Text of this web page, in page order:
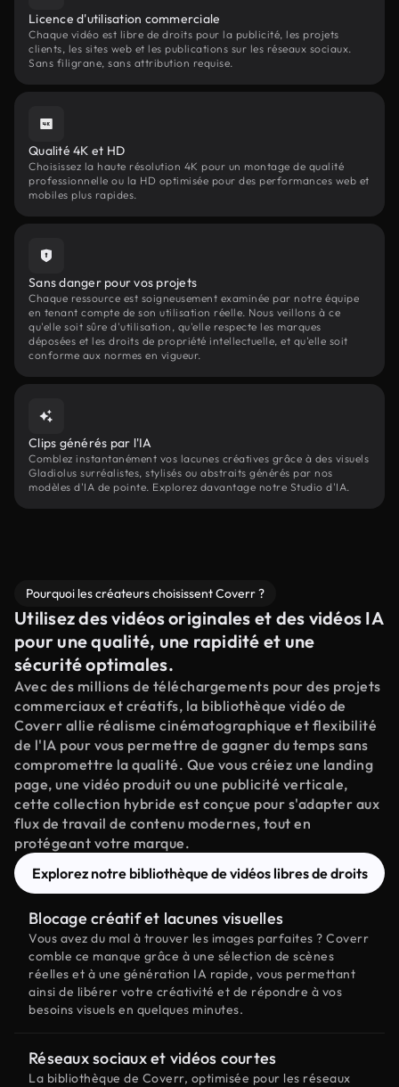
Licence d'utilisation commerciale
Chaque vidéo est libre de droits pour la publicité, les projets
clients, les sites web et les publications sur les réseaux sociaux.
Sans filigrane, sans attribution requise.
Qualité 4K et HD
Choisissez la haute résolution 4K pour un montage de qualité
professionnelle ou la HD optimisée pour des performances web et
mobiles plus rapides.
Sans danger pour vos projets
Chaque ressource est soigneusement examinée par notre équipe
en tenant compte de son utilisation réelle. Nous veillons à ce
qu'elle soit sûre d'utilisation, qu'elle respecte les marques
déposées et les droits de propriété intellectuelle, et qu'elle soit
conforme aux normes en vigueur.
Clips générés par l'IA
Comblez instantanément vos lacunes créatives grâce à des visuels
Gladiolus surréalistes, stylisés ou abstraits générés par nos
modèles d'IA de pointe. Explorez davantage notre Studio d'IA.
Pourquoi les créateurs choisissent Coverr ?
Utilisez des vidéos originales et des vidéos IA
pour une qualité, une rapidité et une
sécurité optimales.
Avec des millions de téléchargements pour des projets
commerciaux et créatifs, la bibliothèque vidéo de
Coverr allie réalisme cinématographique et flexibilité
de l'IA pour vous permettre de gagner du temps sans
compromettre la qualité. Que vous créiez une landing
page, une vidéo produit ou une publicité verticale,
cette collection hybride est conçue pour s'adapter aux
flux de travail de contenu modernes, tout en
protégeant votre marque.
Explorez notre bibliothèque de vidéos libres de droits
Blocage créatif et lacunes visuelles
Vous avez du mal à trouver les images parfaites ? Coverr
comble ce manque grâce à une sélection de scènes
réelles et à une génération IA rapide, vous permettant
ainsi de libérer votre créativité et de répondre à vos
besoins visuels en quelques minutes.
Réseaux sociaux et vidéos courtes
La bibliothèque de Coverr, optimisée pour les réseaux